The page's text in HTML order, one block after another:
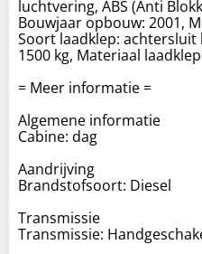
luchtvering, ABS (Anti
Bouwjaar opbouw: 2001,
Soort laadklep: achtersluit
1500 kg, Materiaal
= Meer informatie =
Algemene informatie
Cabine: dag
Aandrijving
Brandstofsoort: Diesel
Transmissie
Transmissie: